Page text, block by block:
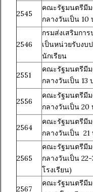
2545
คณะรัฐมนตรีมีม
กลางวันเป็น
2546
กรมส่งเสริมกา
เป็นหน่วยรับงบ
นักเรียน
2551
คณะรัฐมนตรีมีม
กลางวันเป็น
2556
คณะรัฐมนตรีมีม
กลางวันเป็น
2564
คณะรัฐมนตรีมีม
กลางวันเป็น
2565
คณะรัฐมนตรีมีม
กลางวันเป็น
โรงเรียน)
2567
คณะรัฐมนตรีมีม